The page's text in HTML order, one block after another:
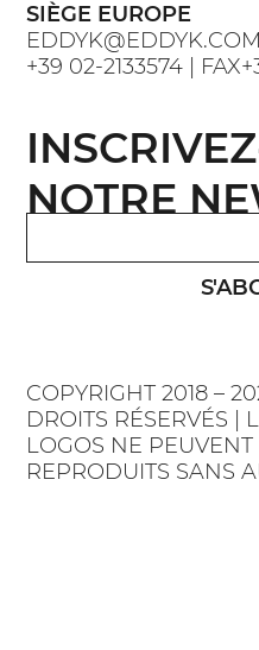
COPYRIGHT 2018 –
DROITS RÉSERVÉS |
LOGOS NE PEUVENT
REPRODUITS SANS
SIÈGE EUROPE
EDDYK@EDDYK.COM
+39 02-2133574 |
NOTRE